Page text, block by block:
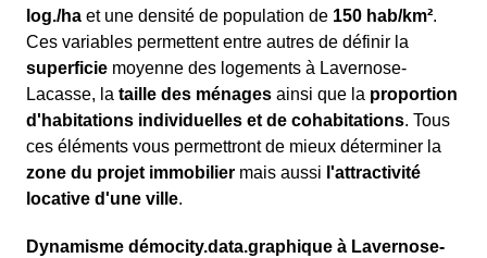
log./ha et une densité de population de 150 hab/km².
Ces variables permettent entre autres de définir la
superficie moyenne des logements à Lavernose-
Lacasse, la taille des ménages ainsi que la proportion
d'habitations individuelles et de cohabitations. Tous
ces éléments vous permettront de mieux déterminer la
zone du projet immobilier mais aussi l'attractivité
locative d'une ville.
Dynamisme démocity.data.graphique à Lavernose-